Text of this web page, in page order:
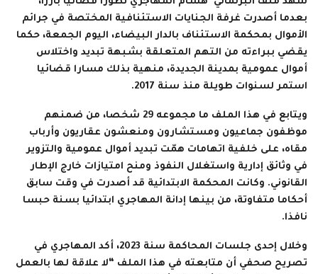
بعدما أصدرت غرفة الجنايات الاستئنافية المختصة في جرائم
الأموال بمحكمة الاستئناف بالدار البيضاء، اليوم الجمعة، حكما
يقضي ببراءته من التهم المتعلقة بشبهة تبديد واختلاس
أموال عمومية بمدينة الجديدة، منهية بذلك مسارا قضائيا
استمر لسنوات طويلة منذ سنة 2017.
ويتابع في هذا الملف ما مجموعه 29 شخصا، من ضمنهم
موظفون جماعيون ومستشارون ومنعشون عقاريون وأرباب
مقاه، على خلفية اتهامات همّت تبديد أموال عمومية والتزوير
في وثائق إدارية واستغلال النفوذ ومنح امتيازات خارج الإطار
القانوني. وكانت المحكمة الابتدائية قد أصدرت في وقت سابق
أحكاما متفاوتة، من بينها إدانة المهاجري ابتدائيا بسنة حبسا
نافذا.
وخلال إحدى جلسات المحاكمة سنة 2023، أكد المهاجري في
تصريح صحفي أن متابعته في هذا الملف “لا علاقة لها بالعمل